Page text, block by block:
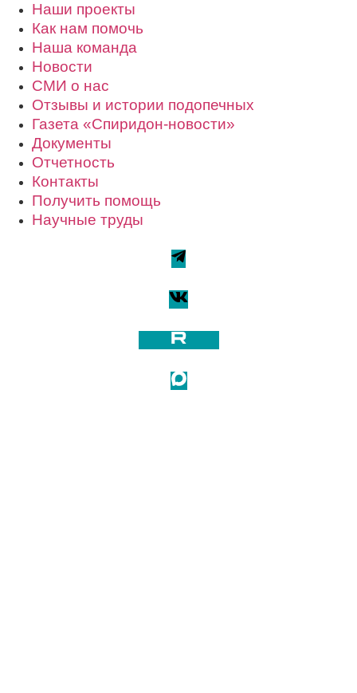
Наши проекты
Как нам помочь
Наша команда
Новости
СМИ о нас
Отзывы и истории подопечных
Газета «Спиридон-новости»
Документы
Отчетность
Контакты
Получить помощь
Научные труды